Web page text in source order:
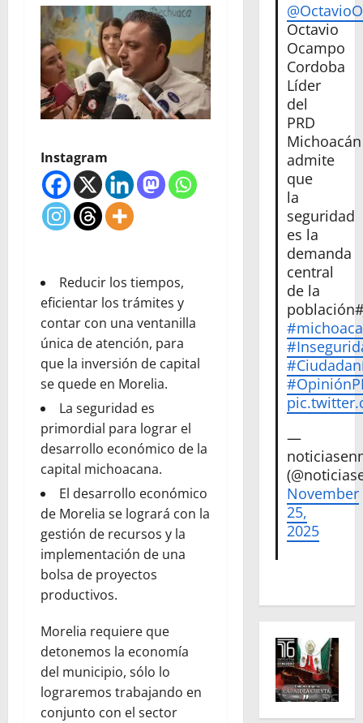
Instagram
Reducir los tiempos,
eficientar los trámites y
contar con una ventanilla
única de atención, para
que la inversión de capital
se quede en Morelia.
La seguridad es
primordial para lograr el
desarrollo económico de la
capital michoacana.
El desarrollo económico
de Morelia se logrará con la
gestión de recursos y la
implementación de una
bolsa de proyectos
productivos.
Morelia requiere que
detonemos la economía
del municipio, sólo lo
lograremos trabajando en
conjunto con el sector
Octavio
Ocampo
Cordoba
Líder
del
PRD
Michoacán
admite
que
la
seguridad
es la
demanda
central
de la
—
November
25,
2025